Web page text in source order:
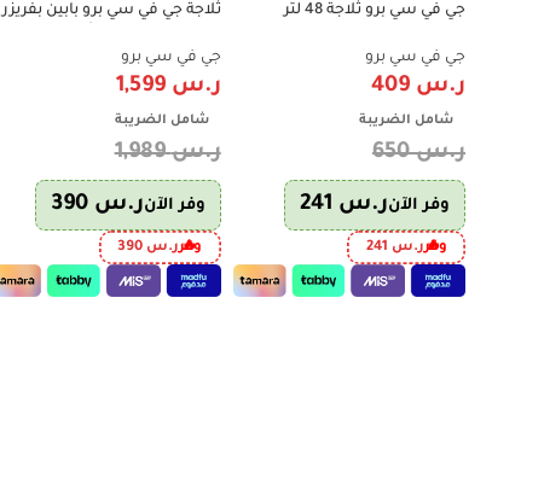
-37%
جي في سي برو ثلاجة 48 لتر
جي في سي برو
ر.س
شامل الضريبة
ر.س650
وفر الآنر.س
وفرر.س
-20%
ثلاجة جي في سي برو بابين بفريزر
750W
جي في سي برو
ر.س 1,599
شامل الضريبة
ر.س1,989
وفر الآنر.س 390
وفرر.س